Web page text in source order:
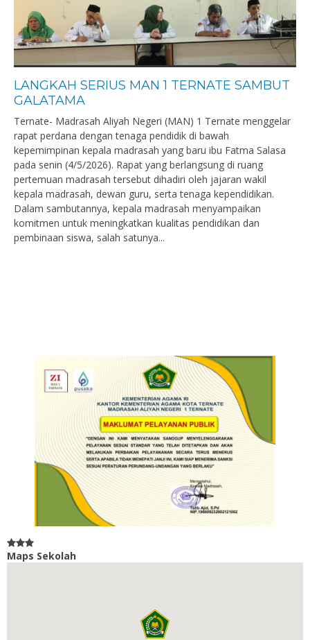
LANGKAH SERIUS MAN 1 TERNATE SAMBUT
GALATAMA
Ternate- Madrasah Aliyah Negeri (MAN) 1 Ternate menggelar
rapat perdana dengan tenaga pendidik di bawah
kepemimpinan kepala madrasah yang baru ibu Fatma Salasa
pada senin (4/5/2026). Rapat yang berlangsung di ruang
pertemuan madrasah tersebut dihadiri oleh jajaran wakil
kepala madrasah, dewan guru, serta tenaga kependidikan.
Dalam sambutannya, kepala madrasah menyampaikan
komitmen untuk meningkatkan kualitas pendidikan dan
pembinaan siswa, salah satunya...
Maps Sekolah